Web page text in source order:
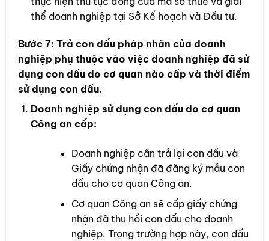
thể doanh nghiệp tại Sở Kế hoạch và Đầu tư.
Bước 7: Trả con dấu pháp nhân của doanh
nghiệp phụ thuộc vào việc doanh nghiệp đã sử
dụng con dấu do cơ quan nào cấp và thời điểm
sử dụng con dấu.
Doanh nghiệp sử dụng con dấu do cơ quan
Công an cấp:
Doanh nghiệp cần trả lại con dấu và
Giấy chứng nhận đã đăng ký mẫu con
dấu cho cơ quan Công an.
Cơ quan Công an sẽ cấp giấy chứng
nhận đã thu hồi con dấu cho doanh
nghiệp. Trong trường hợp này, con dấu